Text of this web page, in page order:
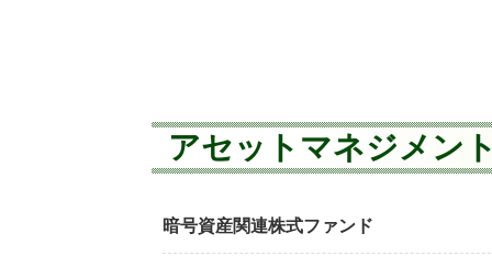
アセットマネジメン
暗号資産関連株式ファンド